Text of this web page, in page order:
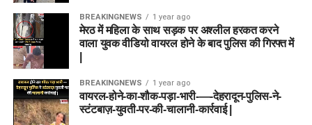
BREAKINGNEWS 1 year ago
मेरठ में महिला के साथ सड़क पर अश्लील हरकत करने
वाला युवक वीडियो वायरल होने के बाद पुलिस की गिरफ्त में
BREAKINGNEWS 1 year ago
वायरल-होने-का-शौक-पड़ा-भारी-—-देहरादून-पुलिस-ने-
स्टंटबाज़-युवती-पर-की-चालानी-कार्रवाई |